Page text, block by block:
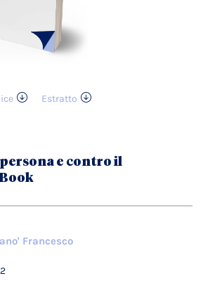
Estratto
e contro il
Francesco